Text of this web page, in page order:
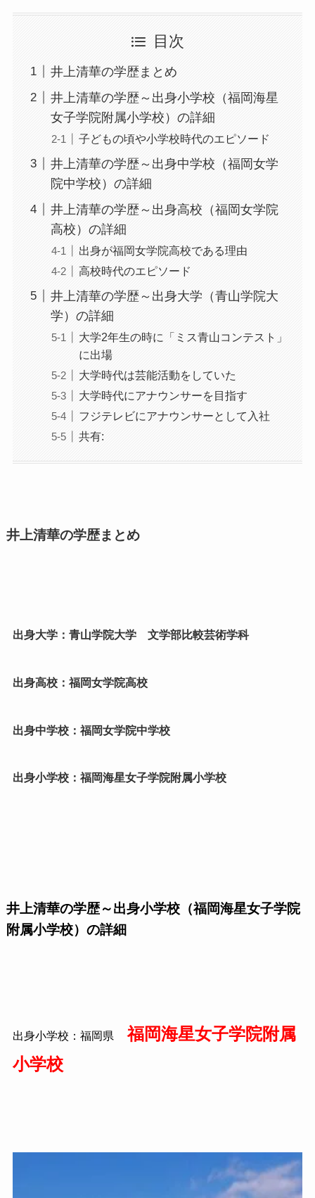
目次
井上清華の学歴まとめ
井上清華の学歴～出身小学校（福岡海星
女子学院附属小学校）の詳細
子どもの頃や小学校時代のエピソード
井上清華の学歴～出身中学校（福岡女学
院中学校）の詳細
井上清華の学歴～出身高校（福岡女学院
高校）の詳細
出身が福岡女学院高校である理由
高校時代のエピソード
井上清華の学歴～出身大学（青山学院大
学）の詳細
大学2年生の時に「ミス青山コンテスト」
に出場
大学時代は芸能活動をしていた
大学時代にアナウンサーを目指す
フジテレビにアナウンサーとして入社
共有:
井上清華の学歴まとめ
出身大学：青山学院大学 文学部比較芸術学科
出身高校：福岡女学院高校
出身中学校：福岡女学院中学校
出身小学校：福岡海星女子学院附属小学校
井上清華の学歴～出身小学校（福岡海星女子学院
附属小学校）の詳細
出身小学校：福岡県
福岡海星女子学院附属
小学校